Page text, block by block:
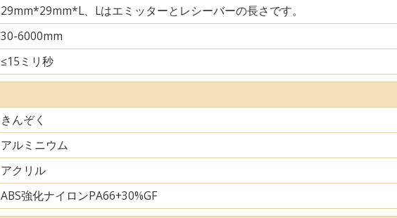
29mm*29mm*L、Lはエミッターとレシーバーの長さです。
30-6000mm
≤15ミリ秒
きんぞく
アルミニウム
アクリル
ABS強化ナイロンPA66+30%GF